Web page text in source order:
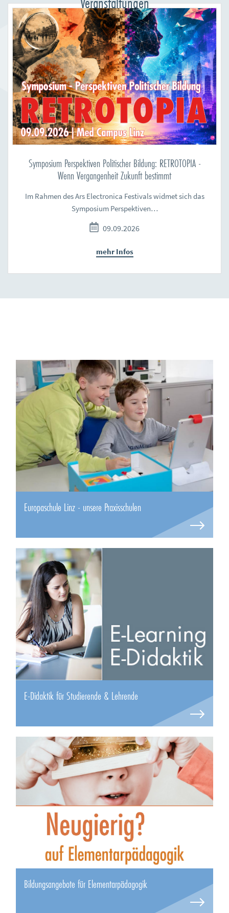
Symposium Perspektiven Politischer Bildung: RETROTOPIA -
Wenn Vergangenheit Zukunft bestimmt
Im Rahmen des Ars Electronica Festivals widmet sich das
Symposium Perspektiven…
09.09.2026
mehr Infos
Europaschule Linz - unsere Praxisschulen
E-Didaktik für Studierende & Lehrende
Bildungsangebote für Elementarpädagogik